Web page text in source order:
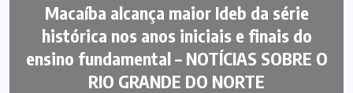
Macaíba alcança maior Ideb da série
histórica nos anos iniciais e finais do
ensino fundamental – NOTÍCIAS SOBRE O
RIO GRANDE DO NORTE